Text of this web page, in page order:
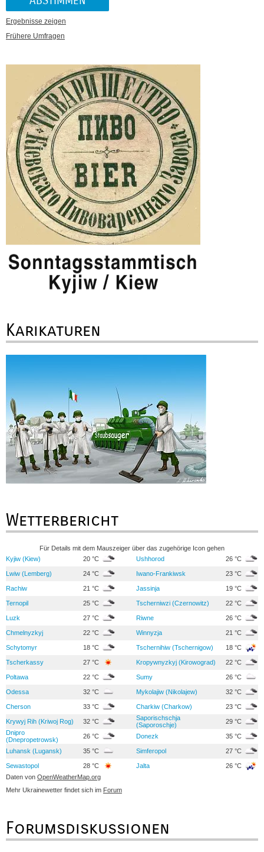
Ergebnisse zeigen
Frühere Umfragen
Karikaturen
Wetterbericht
Für Details mit dem Mauszeiger über das zugehörige Icon gehen
Kyjiw (Kiew)
20 °C Ushhorod 26 °C
Lwiw (Lemberg) 24 °C Iwano-Frankiwsk 23 °C
Rachiw 21 °C Jassinja 19 °C
Ternopil 25 °C Tscherniwzi (Czernowitz) 22 °C
Luzk 27 °C Riwne 26 °C
Chmelnyzkyj 22 °C Winnyzja 21 °C
Schytomyr 18 °C Tschernihiw (Tschernigow) 18 °C
Tscherkassy 27 °C Kropywnyzkyj (Kirowograd) 22 °C
Poltawa 22 °C Sumy 26 °C
Odessa 32 °C Mykolajiw (Nikolajew) 32 °C
Cherson 33 °C Charkiw (Charkow) 23 °C
Krywyj Rih (Kriwoj Rog) 32 °C
Saporischschja
(Saporoschje)
29 °C
Dnipro
(Dnepropetrowsk)
26 °C Donezk 35 °C
Luhansk (Lugansk) 35 °C Simferopol 27 °C
Sewastopol 28 °C Jalta
26 °C
Daten von OpenWeatherMap.org
Mehr Ukrainewetter findet sich im Forum
Forumsdiskussionen